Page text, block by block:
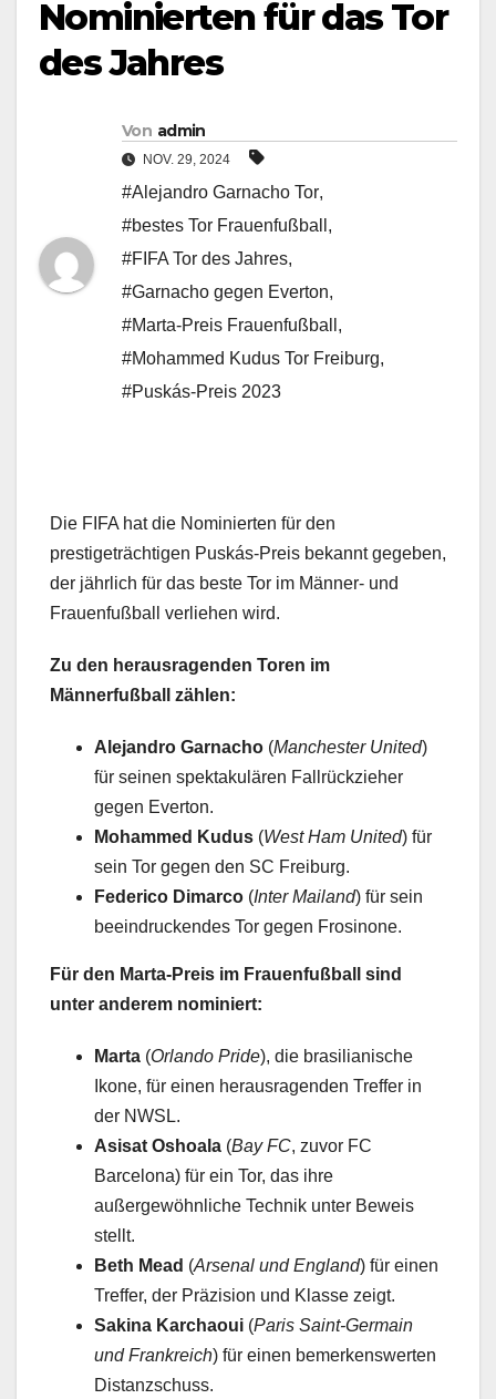
Nominierten für das Tor
des Jahres
Von admin
NOV. 29, 2024
#Alejandro Garnacho Tor,
#bestes Tor Frauenfußball ,
#FIFA Tor des Jahres,
#Garnacho gegen Everton,
#Marta-Preis Frauenfußball ,
#Mohammed Kudus Tor Freiburg,
#Puskás-Preis 2023
Die FIFA hat die Nominierten für den
prestigeträchtigen Puskás-Preis bekannt gegeben,
der jährlich für das beste Tor im Männer- und
Frauenfußball verliehen wird.
Zu den herausragenden Toren im
Männerfußball zählen:
Alejandro Garnacho (Manchester United)
für seinen spektakulären Fallrückzieher
gegen Everton.
Mohammed Kudus (West Ham United) für
sein Tor gegen den SC Freiburg.
Federico Dimarco (Inter Mailand) für sein
beeindruckendes Tor gegen Frosinone.
Für den Marta-Preis im Frauenfußball sind
unter anderem nominiert:
Marta (Orlando Pride), die brasilianische
Ikone, für einen herausragenden Treffer in
der NWSL.
Asisat Oshoala (Bay FC, zuvor FC
Barcelona) für ein Tor, das ihre
außergewöhnliche Technik unter Beweis
stellt.
Beth Mead (Arsenal und England) für einen
Treffer, der Präzision und Klasse zeigt.
Sakina Karchaoui (Paris Saint-Germain
und Frankreich) für einen bemerkenswerten
Distanzschuss.